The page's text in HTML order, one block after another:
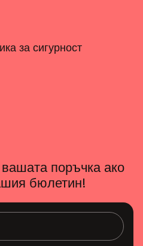
за сигурност
поръчка ако
бюлетин!